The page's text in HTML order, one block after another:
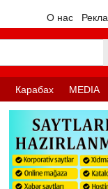
О нас
Карабах MEDIA